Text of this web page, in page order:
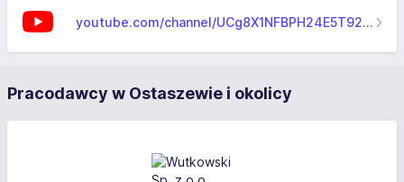
youtube.com/channel/UCg8X1NFBPH24E5T92_rqjVw
Pracodawcy w Ostaszewie i okolicy